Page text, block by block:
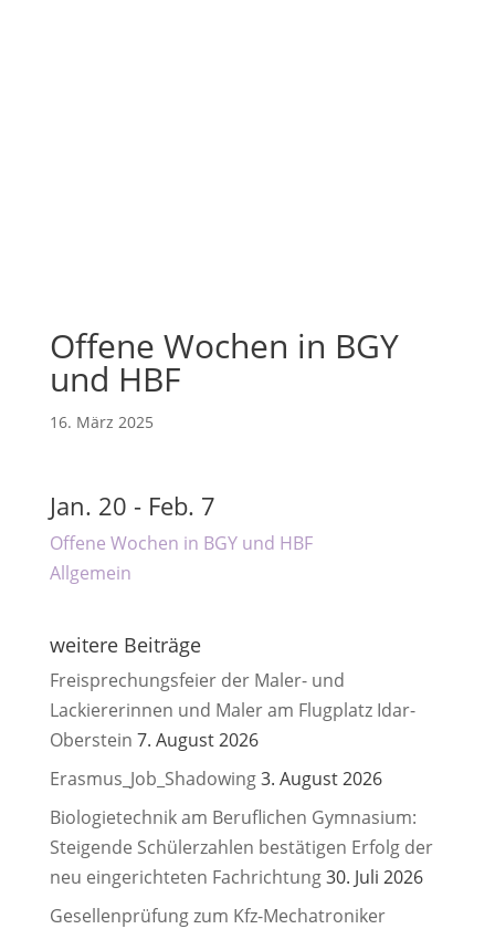
Offene Wochen in BGY
und HBF
16. März 2025
Jan. 20 - Feb. 7
Offene Wochen in BGY und HBF
Allgemein
weitere Beiträge
Freisprechungsfeier der Maler- und
Lackiererinnen und Maler am Flugplatz Idar-
Oberstein 7. August 2026
Erasmus_Job_Shadowing3. August 2026
Biologietechnik am Beruflichen Gymnasium:
Steigende Schülerzahlen bestätigen Erfolg der
neu eingerichteten Fachrichtung30. Juli 2026
Gesellenprüfung zum Kfz-Mechatroniker